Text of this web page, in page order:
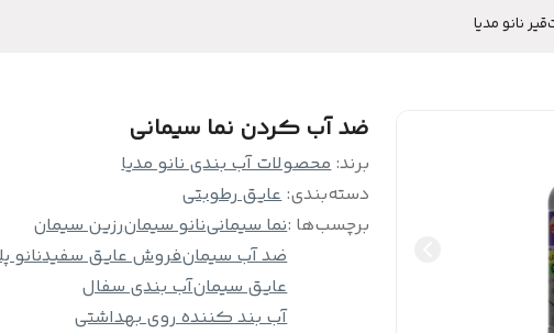
قیر نانو مدیا
ضد آب کردن نما سیمانی
برند:محصولات آب بندی نانو مدیا
دسته‌بندی:عایق رطوبتی
برچسب‌ها :نما سیمانینانو سیمانرزین سیمان
ضد آب سیمانفروش عایق سفیدنانو
عایق سیمانآب بندی سفال
آب بند کننده روی بهداشتی